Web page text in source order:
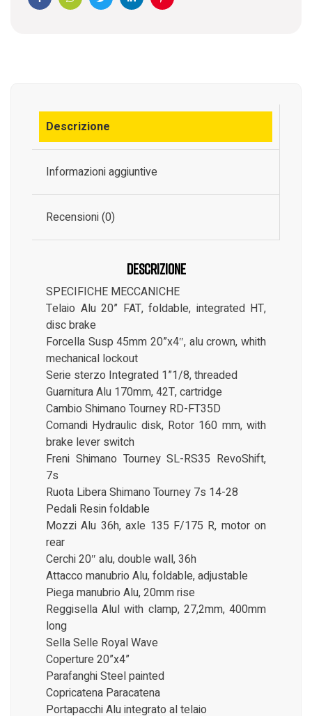
FacebookWhatsAppTwitterLinkedinPinterest
Descrizione
Informazioni aggiuntive
Recensioni (0)
Descrizione
SPECIFICHE MECCANICHE
Telaio Alu 20” FAT, foldable, integrated HT,
disc brake
Forcella Susp 45mm 20”x4″, alu crown, whith
mechanical lockout
Serie sterzo Integrated 1”1/8, threaded
Guarnitura Alu 170mm, 42T, cartridge
Cambio Shimano Tourney RD-FT35D
Comandi Hydraulic disk, Rotor 160 mm, with
brake lever switch
Freni Shimano Tourney SL-RS35 RevoShift,
7s
Ruota Libera Shimano Tourney 7s 14-28
Pedali Resin foldable
Mozzi Alu 36h, axle 135 F/175 R, motor on
rear
Cerchi 20″ alu, double wall, 36h
Attacco manubrio Alu, foldable, adjustable
Piega manubrio Alu, 20mm rise
Reggisella Alul with clamp, 27,2mm, 400mm
long
Sella Selle Royal Wave
Coperture 20”x4”
Parafanghi Steel painted
Copricatena Paracatena
Portapacchi Alu integrato al telaio